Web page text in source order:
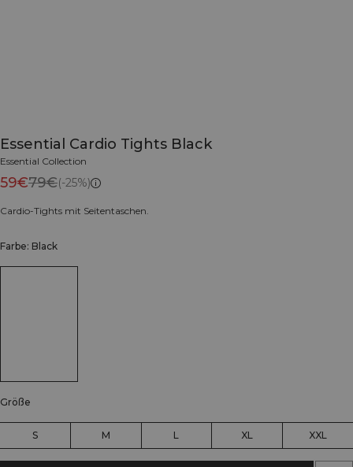
Essential Cardio Tights Black
Essential Collection
59€79€(-25%)
Cardio-Tights mit Seitentaschen.
Farbe: Black
Größe
S M L XL XXL